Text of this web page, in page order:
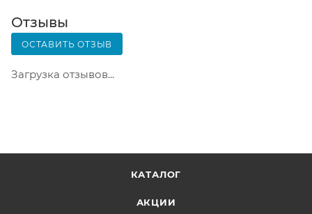
Вскрывать коробку самостоятельно вы можете
только после оплаты заказа. Один заказ может
содержать не больше 10 позиций и его стоимость
не должна превышать 100 000 р.
Отзывы
ОСТАВИТЬ ОТЗЫВ
Загрузка отзывов...
КАТАЛОГ
АКЦИИ